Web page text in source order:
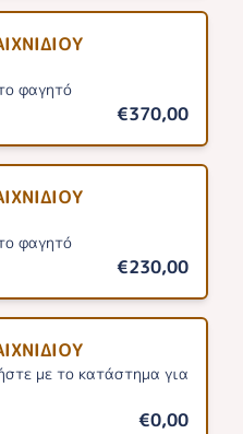
φαγητό
€370,00
φαγητό
€230,00
με το κατάστημα για
€0,00